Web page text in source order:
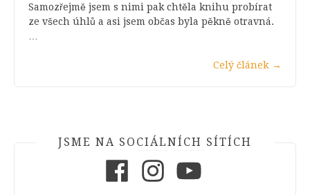
Samozřejmě jsem s nimi pak chtěla knihu probírat
ze všech úhlů a asi jsem občas byla pěkně otravná.
Celý článek →
JSME NA SOCIÁLNÍCH SÍTÍCH